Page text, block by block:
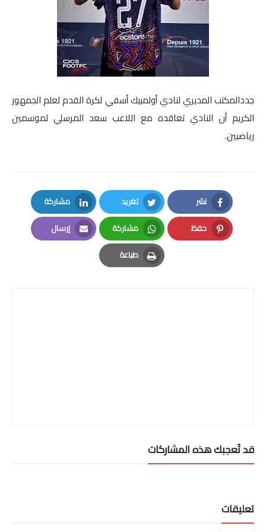
جددالمكتب المديري لنادي أولمبيك أسفي لكرة القدم لعلم الجمهور
الكريم أن النادي تعاقده مع اللاعب سعد المرسلي لموسمين
رياضيين.
نشر
Facebook
تغريد
Twitter
مشاركة
LinkedIn
حفظ
Pinterest
مشاركة
Whatsapp
إرسال
Email
طباعة
Print
قد تُعجبك هذه المشاركات
تعليقات